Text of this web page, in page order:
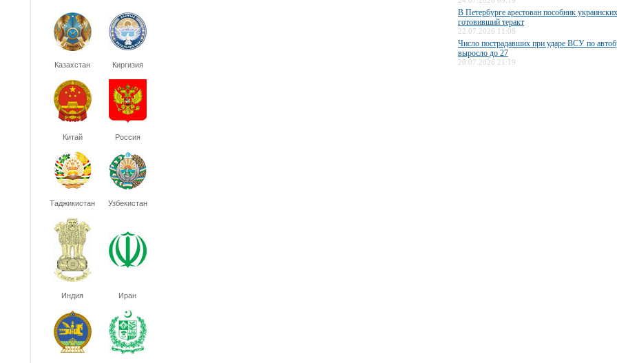
Казахстан Киргизия
Китай Россия
Таджикистан Узбекистан
Индия Иран
В Петербурге арестован пособник
готовивший теракт
22.07.2026 11:08
Число пострадавших при ударе ВСУ по
выросло до 27
20.07.2026 21:19